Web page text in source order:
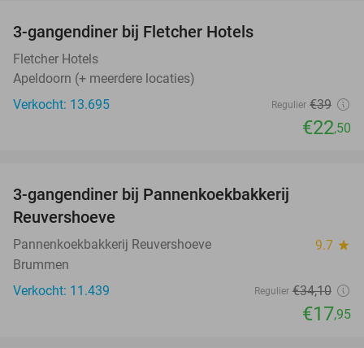
3-gangendiner bij Fletcher Hotels
Fletcher Hotels
Apeldoorn (+ meerdere locaties)
Verkocht: 13.695
Regulier €39
€22,50
3-gangendiner bij Pannenkoekbakkerij
Reuvershoeve
Pannenkoekbakkerij Reuvershoeve 9.7 star
Brummen
Verkocht: 11.439
Regulier €34,10
€17,95